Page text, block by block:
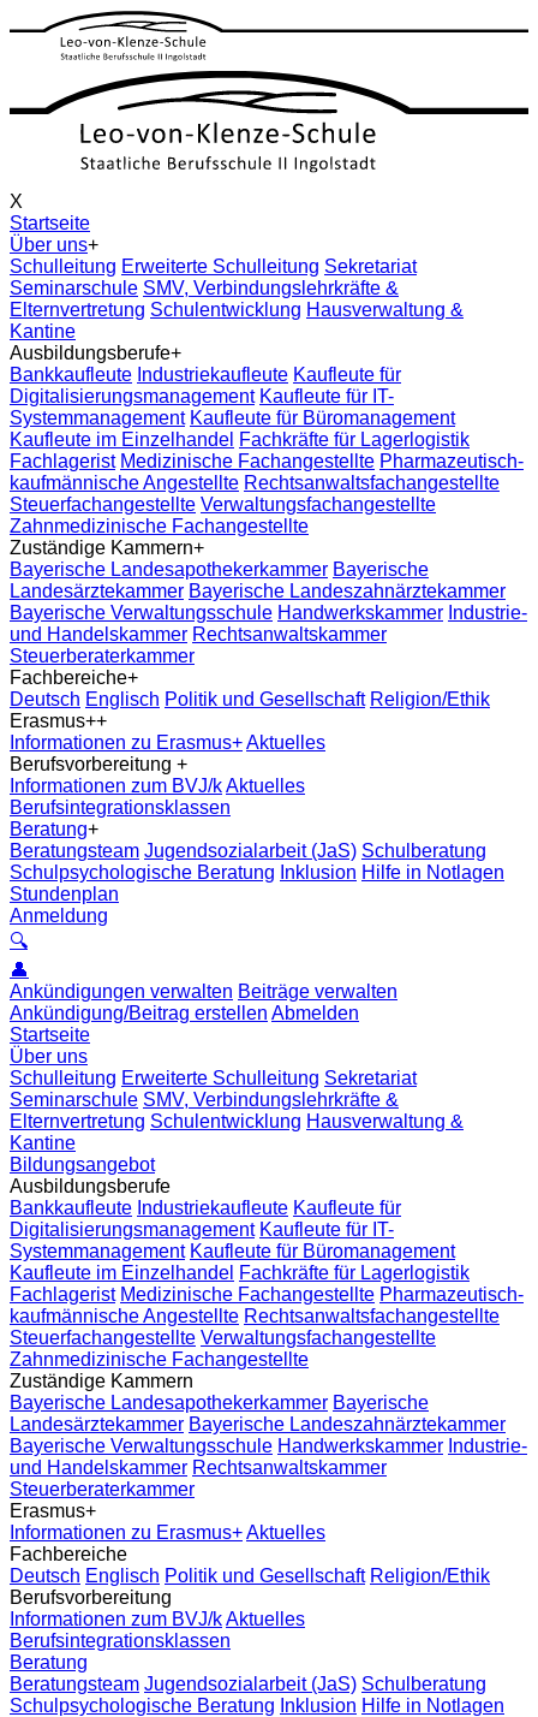
X
Startseite
Über uns+
Schulleitung Erweiterte Schulleitung Sekretariat
Seminarschule SMV, Verbindungslehrkräfte &
Elternvertretung Schulentwicklung Hausverwaltung &
Kantine
Ausbildungsberufe+
Bankkaufleute Industriekaufleute Kaufleute für
Digitalisierungsmanagement Kaufleute für IT-
Systemmanagement Kaufleute für Büromanagement
Kaufleute im Einzelhandel Fachkräfte für Lagerlogistik
Fachlagerist Medizinische Fachangestellte Pharmazeutisch-
kaufmännische Angestellte Rechtsanwaltsfachangestellte
Steuerfachangestellte Verwaltungsfachangestellte
Zahnmedizinische Fachangestellte
Zuständige Kammern+
Bayerische Landesapothekerkammer Bayerische
Landesärztekammer Bayerische Landeszahnärztekammer
Bayerische Verwaltungsschule Handwerkskammer Industrie-
und Handelskammer Rechtsanwaltskammer
Steuerberaterkammer
Fachbereiche+
Deutsch Englisch Politik und Gesellschaft Religion/Ethik
Erasmus++
Informationen zu Erasmus+Aktuelles
Berufsvorbereitung +
Informationen zum BVJ/kAktuelles
Berufsintegrationsklassen
Beratung+
Beratungsteam Jugendsozialarbeit (JaS) Schulberatung
Schulpsychologische Beratung Inklusion Hilfe in Notlagen
Stundenplan
Anmeldung
🔍
👤
Ankündigungen verwalten Beiträge verwalten
Ankündigung/Beitrag erstellen Abmelden
Startseite
Über uns
Schulleitung Erweiterte Schulleitung Sekretariat
Seminarschule SMV, Verbindungslehrkräfte &
Elternvertretung Schulentwicklung Hausverwaltung &
Kantine
Bildungsangebot
Ausbildungsberufe
Bankkaufleute Industriekaufleute Kaufleute für
Digitalisierungsmanagement Kaufleute für IT-
Systemmanagement Kaufleute für Büromanagement
Kaufleute im Einzelhandel Fachkräfte für Lagerlogistik
Fachlagerist Medizinische Fachangestellte Pharmazeutisch-
kaufmännische Angestellte Rechtsanwaltsfachangestellte
Steuerfachangestellte Verwaltungsfachangestellte
Zahnmedizinische Fachangestellte
Zuständige Kammern
Bayerische Landesapothekerkammer Bayerische
Landesärztekammer Bayerische Landeszahnärztekammer
Bayerische Verwaltungsschule Handwerkskammer Industrie-
und Handelskammer Rechtsanwaltskammer
Steuerberaterkammer
Erasmus+
Informationen zu Erasmus+Aktuelles
Fachbereiche
Deutsch Englisch Politik und Gesellschaft Religion/Ethik
Berufsvorbereitung
Informationen zum BVJ/kAktuelles
Berufsintegrationsklassen
Beratung
Beratungsteam Jugendsozialarbeit (JaS) Schulberatung
Schulpsychologische Beratung Inklusion Hilfe in Notlagen